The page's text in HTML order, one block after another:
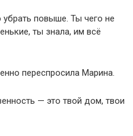
повыше. Ты чего не
ты знала, им всё
переспросила Марина.
— это твой дом, твои